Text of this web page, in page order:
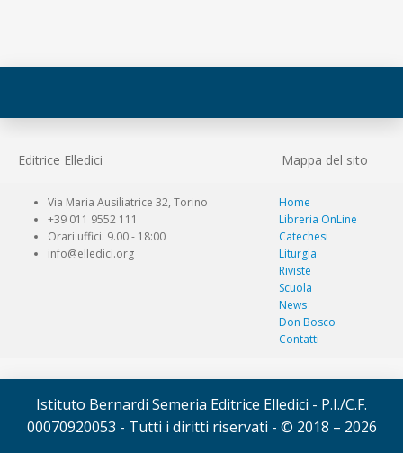
Editrice Elledici Mappa del sito
Via Maria Ausiliatrice 32, Torino
+39 011 9552 111
Orari uffici: 9.00 - 18:00
info@elledici.org
Home
Libreria OnLine
Catechesi
Liturgia
Riviste
Scuola
News
Don Bosco
Contatti
Istituto Bernardi Semeria Editrice Elledici - P.I./C.F.
00070920053 - Tutti i diritti riservati - © 2018 – 2026